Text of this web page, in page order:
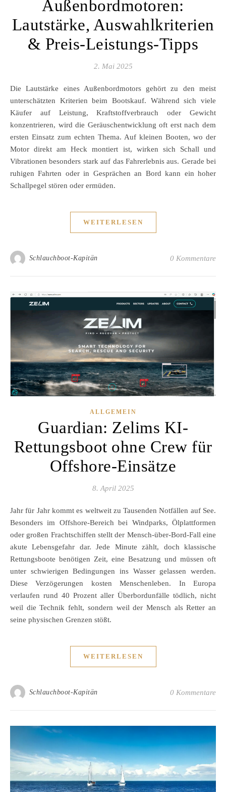
Außenbordmotoren:
Lautstärke, Auswahlkriterien
& Preis-Leistungs-Tipps
2. Mai 2025
Die Lautstärke eines Außenbordmotors gehört zu den meist
unterschätzten Kriterien beim Bootskauf. Während sich viele
Käufer auf Leistung, Kraftstoffverbrauch oder Gewicht
konzentrieren, wird die Geräuschentwicklung oft erst nach dem
ersten Einsatz zum echten Thema. Auf kleinen Booten, wo der
Motor direkt am Heck montiert ist, wirken sich Schall und
Vibrationen besonders stark auf das Fahrerlebnis aus. Gerade bei
ruhigen Fahrten oder in Gesprächen an Bord kann ein hoher
Schallpegel stören oder ermüden.
WEITERLESEN
Schlauchboot-Kapitän 0 Kommentare
ALLGEMEIN
Guardian: Zelims KI-
Rettungsboot ohne Crew für
Offshore-Einsätze
8. April 2025
Jahr für Jahr kommt es weltweit zu Tausenden Notfällen auf See.
Besonders im Offshore-Bereich bei Windparks, Ölplattformen
oder großen Frachtschiffen stellt der Mensch-über-Bord-Fall eine
akute Lebensgefahr dar. Jede Minute zählt, doch klassische
Rettungsboote benötigen Zeit, eine Besatzung und müssen oft
unter schwierigen Bedingungen ins Wasser gelassen werden.
Diese Verzögerungen kosten Menschenleben. In Europa
verlaufen rund 40 Prozent aller Überbordunfälle tödlich, nicht
weil die Technik fehlt, sondern weil der Mensch als Retter an
seine physischen Grenzen stößt.
WEITERLESEN
Schlauchboot-Kapitän 0 Kommentare